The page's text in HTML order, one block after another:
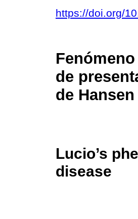
https://doi.org/
de
de Hansen
Lucio’s
disease